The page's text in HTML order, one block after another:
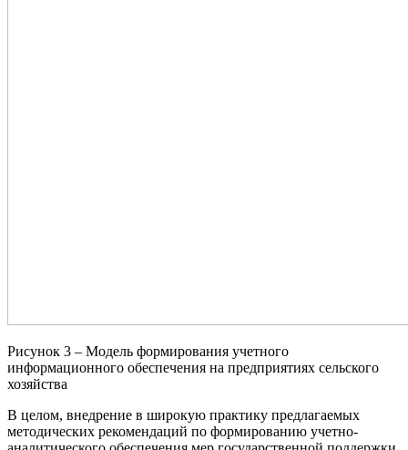
Рисунок 3 – Модель формирования учетного
информационного обеспечения на предприятиях сельского
хозяйства
В целом, внедрение в широкую практику предлагаемых
методических рекомендаций по формированию учетно-